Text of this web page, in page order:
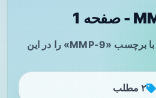
تازه‌ترین مطالب مرتبط با برچسب «MMP-9» را در این
۲ مطلب